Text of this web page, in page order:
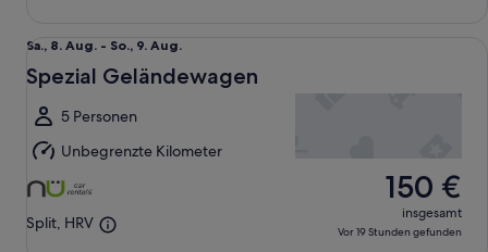
Sa.,
8.
Aug.
bis
So.,
9.
Aug.
Sa., 8. Aug. - So., 9. Aug.
Spezial Geländewagen
5 Personen
Unbegrenzte Kilometer
Split, HRV
150 €
insgesamt
Vor 19 Stunden gefunden